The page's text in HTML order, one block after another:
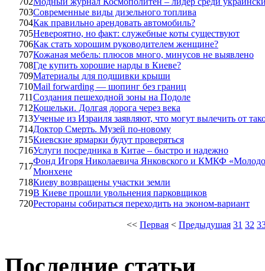
703Современные виды дизельного топлива
704Как правильно арендовать автомобиль?
705Невероятно, но факт: служебные коты существуют
706Как стать хорошим руководителем женщине?
707Кожаная мебель: плюсов много, минусов не выявлено
708Где купить хорошие нарды в Киеве?
709Материалы для подшивки крыши
710Mail forwarding — шопинг без границ
711Создания пешеходной зоны на Подоле
712Кошельки. Долгая дорога через века
713Ученые из Израиля заявляют, что могут вылечить от
714Доктор Смерть. Музей по-новому
715Киевские ярмарки будут проверяться
716Услуги посредника в Китае – быстро и надежно
717
Фонд Игоря Николаевича Янковского и КМКФ
Мюнхене
718Киеву возвращены участки земли
719В Киеве прошли увольнения парковщиков
720Рестораны собираться переходить на эконом-вариант
<< Первая < Предыдущая 31 32